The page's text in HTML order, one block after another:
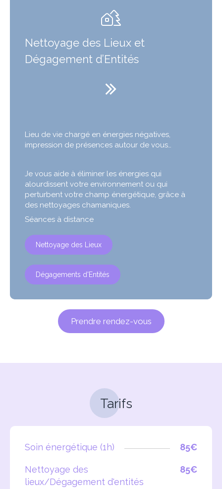
Nettoyage des Lieux et
Dégagement d’Entités
Lieu de vie chargé en énergies négatives,
impression de présences autour de vous…
Je vous aide à éliminer les énergies qui
alourdissent votre environnement ou qui
perturbent votre champ énergétique, grâce à
des nettoyages chamaniques.
Séances à distance
Nettoyage des Lieux
Dégagements d'Entités
Prendre rendez-vous
Tarifs
85€
Soin énergétique (1h)
85€
Nettoyage des
lieux/Dégagement d'entités